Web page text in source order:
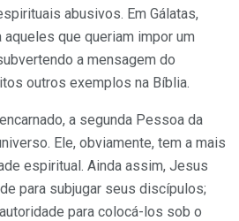
abusivos. Em Gálatas,
aqueles que queriam impor um
a mensagem do
outros exemplos na Bíblia.
a segunda Pessoa da
Ele, obviamente, tem a mais
espiritual. Ainda assim, Jesus
para subjugar seus discípulos;
para colocá-los sob o